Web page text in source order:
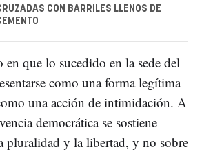
CON BARRILES LLENOS DE
en que lo sucedido en la sede del
como una forma legítima
una acción de intimidación. A
democrática se sostiene
pluralidad y la libertad, y no sobre